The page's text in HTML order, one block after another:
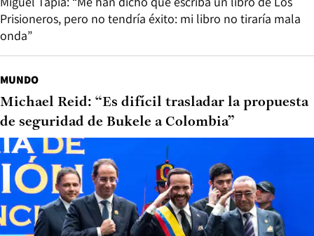
Prisioneros, pero no tendría éxito: mi libro no tiraría mala
onda”
MUNDO
Michael Reid: “Es difícil trasladar la propuesta
de seguridad de Bukele a Colombia”